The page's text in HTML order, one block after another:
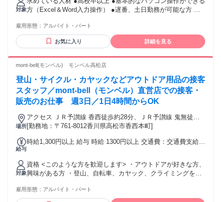
対象方（Excel＆Word入力操作） ●遅番、土日勤務が可能な方 ＜
ある方 ●音楽や楽器に関わるお仕事に ご興味のある方 ●ブラ
ンクのある方 ●長期で働きたい方 ●英語が好き、興味のある方
●子育てが落ちついたタイミングで 働かれている方多数活躍
雇用形態： アルバイト・パート
お気に入り 詳細を見る
mont-bell(モンベル) モンベル高松店
登山・サイクル・カヤックなどアウトドア用品の接客
スタッフ／mont-bell（モンベル）直営店での接客・
販売のお仕事 週3日／1日4時間からOK
場所
アクセス ＪＲ予讃線 香西徒歩約28分、ＪＲ予讃線 鬼無徒歩
約44分、ＪＲ高徳線 昭和町（香川県）徒歩約46分
[勤務地：〒761-8012香川県高松市香西本町]
給与
時給1,300円以上 給与 時給 1300円以上 交通費：交通費支給
対象
資格 <このような方を歓迎します> ・アウトドアが好きな方、
興味がある方 ・登山、自転車、カヤック、クライミングを楽
レル販売の経験のある方 ・その他、何らかの販売接客経験の
ある方 ・小売店舗での勤務経験のある方 ※現在大学生で、探
雇用形態： アルバイト・パート